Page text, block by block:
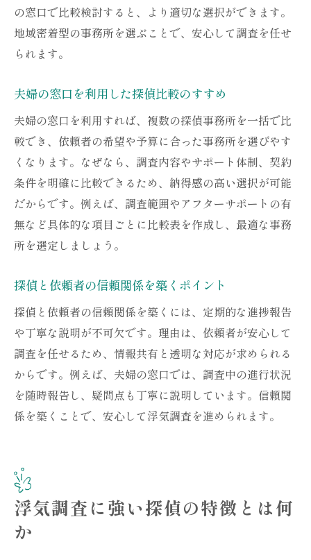
費用の透明性を重視した契約の進め方
夫婦の窓口が提案する安心の料金プラン
探偵による確実な証拠集めの秘訣を解説
浮気調査で失敗しない報告書取得の方法
証拠の有効性を高めるための探偵活用術
夫婦の窓口が重視する証拠の保全対策
調査結果を法的に活かすための準備とは
探偵と連携して納得の証拠を得る方法
姫路で安心して任せる探偵活用術
夫婦の窓口を通じた探偵活用の具体例
姫路で信頼できる探偵との連携のコツ
探偵活用で得られる安心感と今後の活用
依頼後も続くサポートを最大限に活かす方
法
夫婦の窓口と探偵の最適な使い分け術
の窓口で比較検討すると、より適切な選択ができます。
地域密着型の事務所を選ぶことで、安心して調査を任せ
られます。
夫婦の窓口を利用した探偵比較のすすめ
夫婦の窓口を利用すれば、複数の探偵事務所を一括で比
較でき、依頼者の希望や予算に合った事務所を選びやす
くなります。なぜなら、調査内容やサポート体制、契約
条件を明確に比較できるため、納得感の高い選択が可能
だからです。例えば、調査範囲やアフターサポートの有
無など具体的な項目ごとに比較表を作成し、最適な事務
所を選定しましょう。
探偵と依頼者の信頼関係を築くポイント
探偵と依頼者の信頼関係を築くには、定期的な進捗報告
や丁寧な説明が不可欠です。理由は、依頼者が安心して
調査を任せるため、情報共有と透明な対応が求められる
からです。例えば、夫婦の窓口では、調査中の進行状況
を随時報告し、疑問点も丁寧に説明しています。信頼関
係を築くことで、安心して浮気調査を進められます。
浮気調査に強い探偵の特徴とは何
か